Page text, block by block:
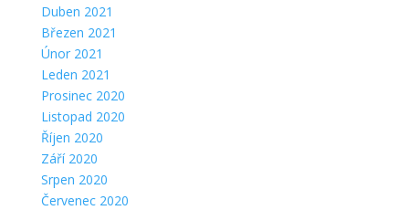
Duben 2021
Březen 2021
Únor 2021
Leden 2021
Prosinec 2020
Listopad 2020
Říjen 2020
Září 2020
Srpen 2020
Červenec 2020